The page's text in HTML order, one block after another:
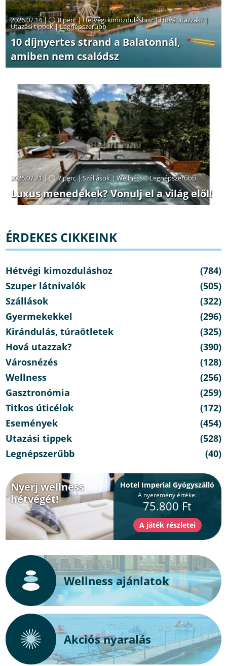
2026.07.14 | 8 perc|Hétvégi kimozduláshoz|Hová utazzak? |
Utazási tippek|Legnépszerűbb
10 díjnyertes strand a Balatonnál,
amiben nem csalódsz
2026.07.21 | 7 perc|Szállások|Wellness|Legnépszerűbb
Luxus menedékek? Vonulj el a világ elől!
ÉRDEKES CIKKEINK
Hétvégi kimozduláshoz
(784)
Szuper látnivalók
(505)
Szállások
(322)
Gyermekekkel
(296)
Kirándulás, túraötletek
(325)
Hová utazzak?
(390)
Városnézés
(128)
Wellness
(256)
Gasztronómia
(259)
Titkos úticélok
(172)
Események
(454)
Utazási tippek
(528)
Legnépszerűbb
(40)
Nyerj wellness
hétvégét!
Hotel Imperial Gyógyszálló
A nyeremény értéke:
75.800 Ft
Wellness ajánlatok
Akciós nyaralás